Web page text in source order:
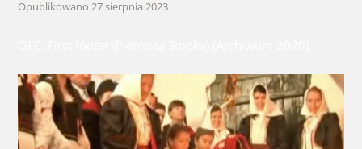
Opublikowano 27 sierpnia 2023